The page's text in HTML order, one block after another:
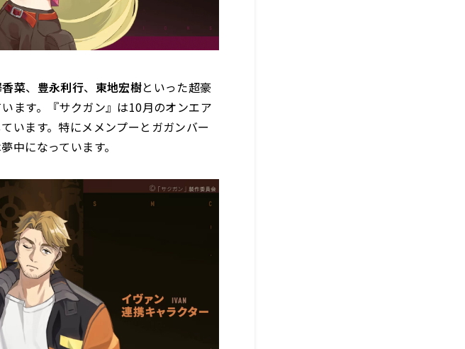
菜、 豊永利行、 東地宏樹といった超豪
ます。『サクガン』は10月のオンエア
います。特にメメンプーとガガンバー
中になっています。